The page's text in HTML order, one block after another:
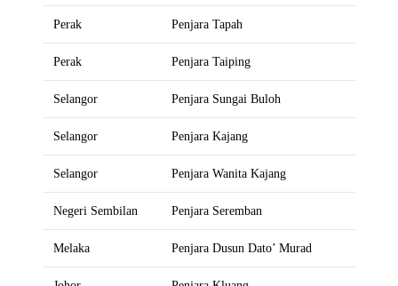
Perak Penjara Tapah
Perak Penjara Taiping
Selangor Penjara Sungai Buloh
Selangor Penjara Kajang
Selangor Penjara Wanita Kajang
Negeri Sembilan Penjara Seremban
Melaka Penjara Dusun Dato’ Murad